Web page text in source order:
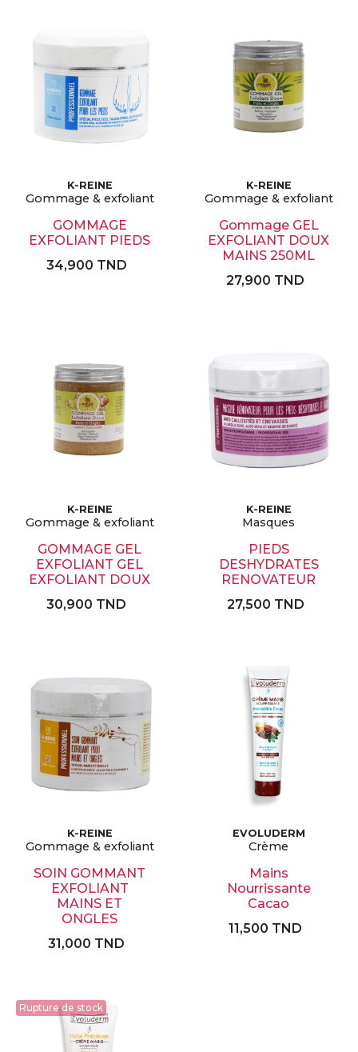
K-REINE
Gommage & exfoliant
GOMMAGE
EXFOLIANT PIEDS
34,900 TND
K-REINE
Gommage & exfoliant
Gommage GEL
EXFOLIANT DOUX
MAINS 250ML
27,900 TND
K-REINE
Gommage & exfoliant
GOMMAGE GEL
EXFOLIANT GEL
EXFOLIANT DOUX
30,900 TND
K-REINE
Masques
PIEDS
DESHYDRATES
RENOVATEUR
27,500 TND
K-REINE
Gommage & exfoliant
SOIN GOMMANT
EXFOLIANT
MAINS ET
ONGLES
31,000 TND
EVOLUDERM
Crème
Mains
Nourrissante
Cacao
11,500 TND
Rupture de stock